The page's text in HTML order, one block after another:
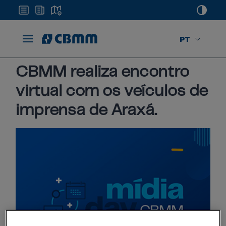
PT
CBMM realiza encontro
virtual com os veículos de
imprensa de Araxá.